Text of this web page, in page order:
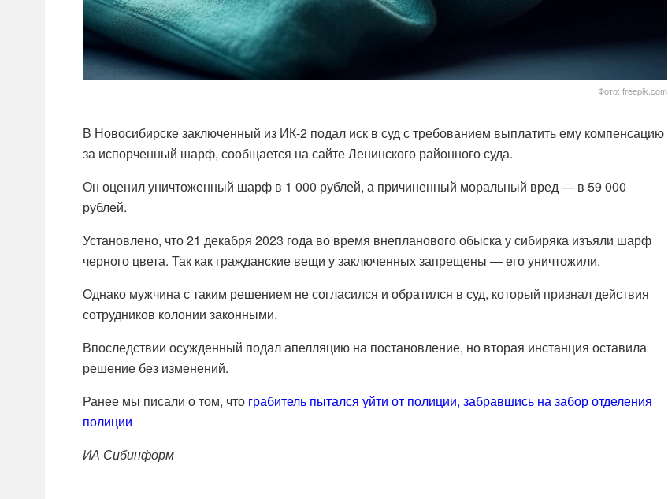
Фото: freepik.com
В Новосибирске заключенный из ИК-2 подал иск в суд с требованием выплатить ему компенсацию
за испорченный шарф, сообщается на сайте Ленинского районного суда.
Он оценил уничтоженный шарф в 1 000 рублей, а причиненный моральный вред — в 59 000
рублей.
Установлено, что 21 декабря 2023 года во время внепланового обыска у сибиряка изъяли шарф
черного цвета. Так как гражданские вещи у заключенных запрещены — его уничтожили.
Однако мужчина с таким решением не согласился и обратился в суд, который признал действия
сотрудников колонии законными.
Впоследствии осужденный подал апелляцию на постановление, но вторая инстанция оставила
решение без изменений.
Ранее мы писали о том, что грабитель пытался уйти от полиции, забравшись на забор отделения
полиции
ИА Сибинформ